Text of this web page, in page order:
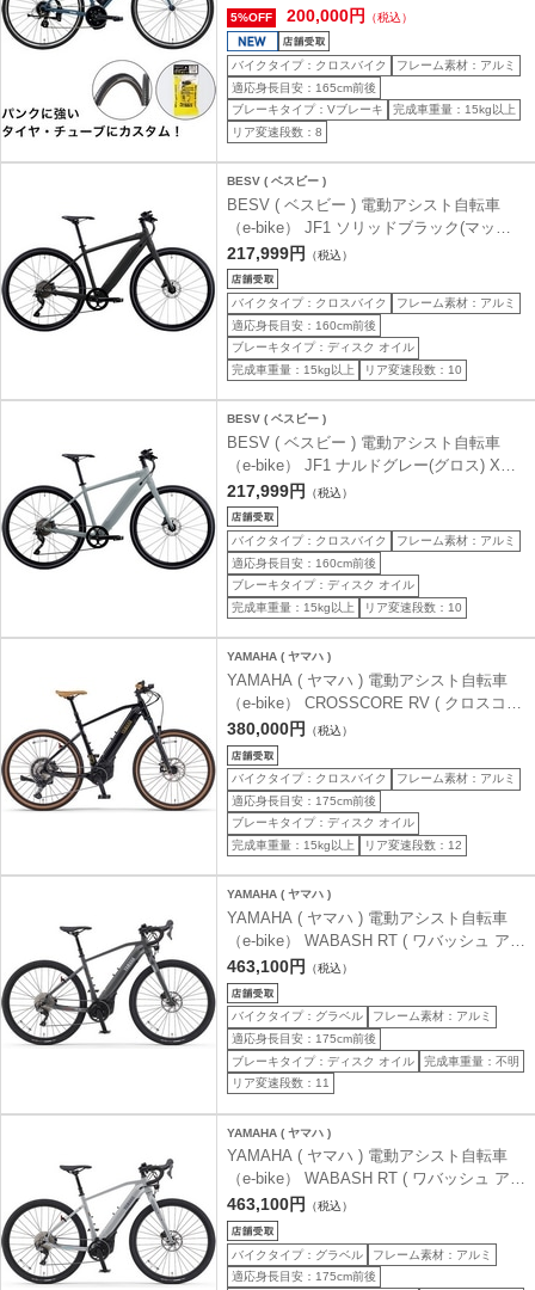
様車】 ( レイル エスティー イー ) マット
スレートブルー 400 ( 身長目安155-170cm
前後 )
5%OFF 200,000円 （税込）
バイクタイプ：クロスバイク
フレーム素材：アルミ
適応身長目安：165cm前後
ブレーキタイプ：Vブレーキ
完成車重量：15kg以上
リア変速段数：8
BESV ( ベスビー )
BESV ( ベスビー ) 電動アシスト自転車
（e-bike） JF1 ソリッドブラック(マット)
XS ( 身長目安160cm前後 )
217,999円 （税込）
バイクタイプ：クロスバイク
フレーム素材：アルミ
適応身長目安：160cm前後
ブレーキタイプ：ディスク オイル
完成車重量：15kg以上
リア変速段数：10
BESV ( ベスビー )
BESV ( ベスビー ) 電動アシスト自転車
（e-bike） JF1 ナルドグレー(グロス) XS (
身長目安160cm前後 )
217,999円 （税込）
バイクタイプ：クロスバイク
フレーム素材：アルミ
適応身長目安：160cm前後
ブレーキタイプ：ディスク オイル
完成車重量：15kg以上
リア変速段数：10
YAMAHA ( ヤマハ )
YAMAHA ( ヤマハ ) 電動アシスト自転車
（e-bike） CROSSCORE RV ( クロスコア
アールブイ ) コスミックブラック M ( 身長
目安175cm前後 )
380,000円 （税込）
バイクタイプ：クロスバイク
フレーム素材：アルミ
適応身長目安：175cm前後
ブレーキタイプ：ディスク オイル
完成車重量：15kg以上
リア変速段数：12
YAMAHA ( ヤマハ )
YAMAHA ( ヤマハ ) 電動アシスト自転車
（e-bike） WABASH RT ( ワバッシュ アー
ルティー ) マットショールグレー M ( 身長
目安175cm前後 )
463,100円 （税込）
バイクタイプ：グラベル
フレーム素材：アルミ
適応身長目安：175cm前後
ブレーキタイプ：ディスク オイル
完成車重量：不明
リア変速段数：11
YAMAHA ( ヤマハ )
YAMAHA ( ヤマハ ) 電動アシスト自転車
（e-bike） WABASH RT ( ワバッシュ アー
ルティー ) マットストーングレー M ( 身長
目安175cm前後 )
463,100円 （税込）
バイクタイプ：グラベル
フレーム素材：アルミ
適応身長目安：175cm前後